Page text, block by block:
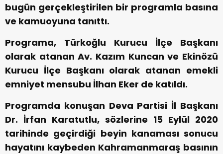
bugün gerçekleştirilen bir programla basına
ve kamuoyuna tanıttı.
Programa, Türkoğlu Kurucu İlçe Başkanı
olarak atanan Av. Kazım Kuncan ve Ekinözü
Kurucu İlçe Başkanı olarak atanan emekli
emniyet mensubu İlhan Eker de katıldı.
Programda konuşan Deva Partisi İl Başkanı
Dr. İrfan Karatutlu, sözlerine 15 Eylül 2020
tarihinde geçirdiği beyin kanaması sonucu
hayatını kaybeden Kahramanmaraş basının